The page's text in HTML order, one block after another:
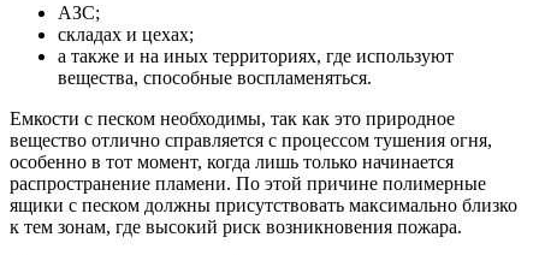
АЗС;
складах и цехах;
а также и на иных территориях, где используют
вещества, способные воспламеняться.
Емкости с песком необходимы, так как это природное
вещество отлично справляется с процессом тушения огня,
особенно в тот момент, когда лишь только начинается
распространение пламени. По этой причине полимерные
ящики с песком должны присутствовать максимально близко
к тем зонам, где высокий риск возникновения пожара.